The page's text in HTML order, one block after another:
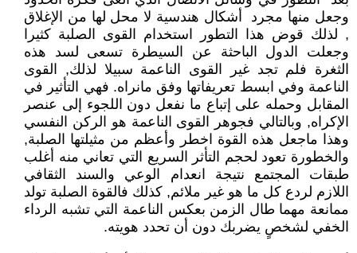
وجعل منها مجرد أشكال هندسية لا محل لها من الإغلاق
, لذلك قوض هذا التطور استخدام القوى الصلبة كثيرا
وجعلت الدول الباحثة عن السيطرة تسعى لسد هذه
الثغرة فلم تجد غير القوى الناعمة سبيلا لذلك, القوى
الناعمة وفي ابسط تعريفاتها وفق مانراه. فهي التأثير في
المقابل وحمله على إتباع ما نفعل دون اللجوء إلى عنصر
الإكراه, وبالتالي فجوهر القوى الناعمة هو الركن النفسي
وهذا ماجعل هذه القوة اخطر وأعظم من مثيلتها الصلبة,
والخطورة تعود لحجم التأثر السريع التي تعاني منه أغلب
طبقات المجتمع نتيجة انعدام الوعي والسند الثقافي
اللازم لردع كل ما هو غير ملائم, كذلك فالقوة الصلبة تولد
ممانعة مهما طال الزمن بعكس الناعمة التي تشبه الرداء
الخفي لشخصٍ يضربك دون أن تحدد هويته.